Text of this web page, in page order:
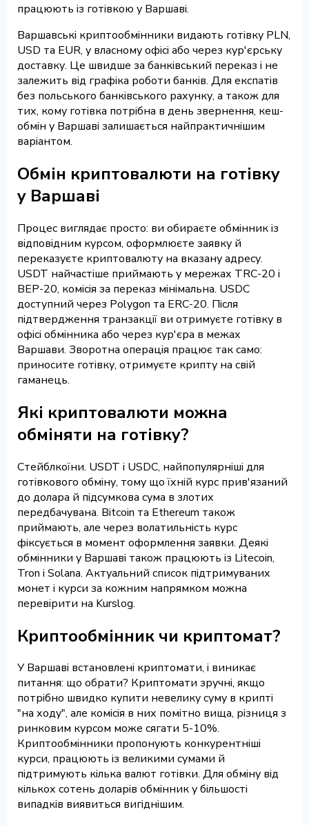
працюють із готівкою у Варшаві.
Варшавські криптообмінники видають готівку PLN,
USD та EUR, у власному офісі або через кур'єрську
доставку. Це швидше за банківський переказ і не
залежить від графіка роботи банків. Для експатів
без польського банківського рахунку, а також для
тих, кому готівка потрібна в день звернення, кеш-
обмін у Варшаві залишається найпрактичнішим
варіантом.
Обмін криптовалюти на готівку
у Варшаві
Процес виглядає просто: ви обираєте обмінник із
відповідним курсом, оформлюєте заявку й
переказуєте криптовалюту на вказану адресу.
USDT найчастіше приймають у мережах TRC-20 і
BEP-20, комісія за переказ мінімальна. USDC
доступний через Polygon та ERC-20. Після
підтвердження транзакції ви отримуєте готівку в
офісі обмінника або через кур'єра в межах
Варшави. Зворотна операція працює так само:
приносите готівку, отримуєте крипту на свій
гаманець.
Які криптовалюти можна
обміняти на готівку?
Стейблкоїни. USDT і USDC, найпопулярніші для
готівкового обміну, тому що їхній курс прив'язаний
до долара й підсумкова сума в злотих
передбачувана. Bitcoin та Ethereum також
приймають, але через волатильність курс
фіксується в момент оформлення заявки. Деякі
обмінники у Варшаві також працюють із Litecoin,
Tron і Solana. Актуальний список підтримуваних
монет і курси за кожним напрямком можна
перевірити на Kurslog.
Криптообмінник чи криптомат?
У Варшаві встановлені криптомати, і виникає
питання: що обрати? Криптомати зручні, якщо
потрібно швидко купити невелику суму в крипті
"на ходу", але комісія в них помітно вища, різниця з
ринковим курсом може сягати 5-10%.
Криптообмінники пропонують конкурентніші
курси, працюють із великими сумами й
підтримують кілька валют готівки. Для обміну від
кількох сотень доларів обмінник у більшості
випадків виявиться вигіднішим.